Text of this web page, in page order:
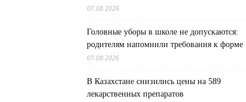
07.08.2026
Головные уборы в школе не допускаются:
родителям напомнили требования к форме
07.08.2026
В Казахстане снизились цены на 589
лекарственных препаратов